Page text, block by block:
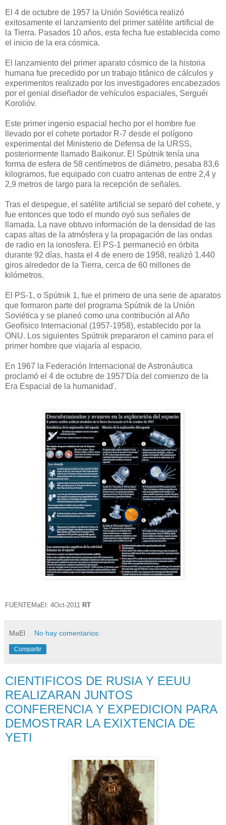
El 4 de octubre de 1957 la Unión Soviética realizó
exitosamente el lanzamiento del primer satélite artificial de
la Tierra. Pasados 10 años, esta fecha fue establecida como
el inicio de la era cósmica.
El lanzamiento del primer aparato cósmico de la historia
humana fue precedido por un trabajo titánico de cálculos y
experimentos realizado por los investigadores encabezados
por el genial diseñador de vehículos espaciales, Serguéi
Korolióv.
Este primer ingenio espacial hecho por el hombre fue
llevado por el cohete portador R-7 desde el polígono
experimental del Ministerio de Defensa de la URSS,
posteriormente llamado Baikonur. El Spútnik tenía una
forma de esfera de 58 centímetros de diámetro, pesaba 83,6
kilogramos, fue equipado con cuatro antenas de entre 2,4 y
2,9 metros de largo para la recepción de señales.
Tras el despegue, el satélite artificial se separó del cohete, y
fue entonces que todo el mundo oyó sus señales de
llamada. La nave obtuvo información de la densidad de las
capas altas de la atmósfera y la propagación de las ondas
de radio en la ionosfera. El PS-1 permaneció en órbita
durante 92 días, hasta el 4 de enero de 1958, realizó 1.440
giros alrededor de la Tierra, cerca de 60 millones de
kilómetros.
El PS-1, o Spútnik 1, fue el primero de una serie de aparatos
que formaron parte del programa Spútnik de la Unión
Soviética y se planeó como una contribución al Año
Geofísico Internacional (1957-1958), establecido por la
ONU. Los siguientes Spútnik prepararon el camino para el
primer hombre que viajaría al espacio.
En 1967 la Federación Internacional de Astronáutica
proclamó el 4 de octubre de 1957'Día del comienzo de la
Era Espacial de la humanidad'.
FUENTEMaEl: 4Oct-2011 RT
MaEl No hay comentarios:
Compartir
CIENTIFICOS DE RUSIA Y EEUU
REALIZARAN JUNTOS
CONFERENCIA Y EXPEDICION PARA
DEMOSTRAR LA EXIXTENCIA DE
YETI